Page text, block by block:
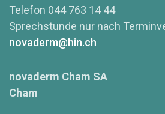
Telefon 044 763 14 44
Sprechstunde nur nach
novaderm@hin.ch
novaderm Cham SA
Cham